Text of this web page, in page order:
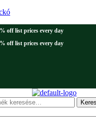
off list prices every day
off list prices every day